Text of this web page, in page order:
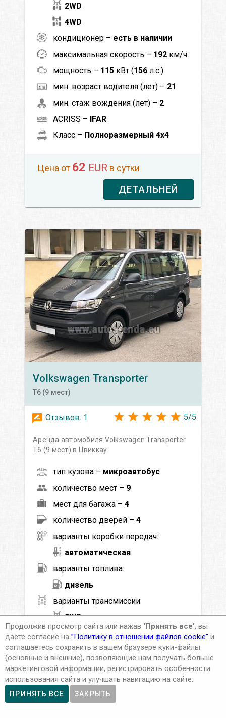
2WD
4WD
кондиционер – есть в наличии
максимальная скорость – 192 км/ч
мощность – 115 кВт (156 л.с.)
мин. возраст водителя (лет) – 21
мин. стаж вождения (лет) – 2
ACRISS – IFAR
Класс – Полноразмерный 4x4
Цена от 62 EUR в сутки
ДЕТАЛЬНЕЙ
Volkswagen Transporter
T6 (9 мест)
Отзывов: 1 5/5
Аренда автомобиля Volkswagen Transporter
T6 (9 мест) в Цвиккау
тип кузова – микроавтобус
количество мест – 9
мест для багажа – 4
количество дверей – 4
варианты коробки передач:
автоматическая
варианты топлива:
дизель
варианты трансмиссии:
2WD
кондиционер – есть в наличии
навигация –встроенная в панель
максимальная скорость –170км/ч
мощность –110кВт (150л.с.)
мин. возраст водителя (лет) –
Продолжив просмотр сайта или нажав 'Принять все', вы
даёте согласие на ”Политику в отношении файлов cookie” и
соглашаетесь сохранить в вашем браузере куки-файлы
(основные и внешние), позволяющие нам получать больше
маркетинговой информации, регистрировать особенности
использования сайта и улучшать навигацию на сайте.
ПРИНЯТЬ ВСЕ ЗАКРЫТЬ